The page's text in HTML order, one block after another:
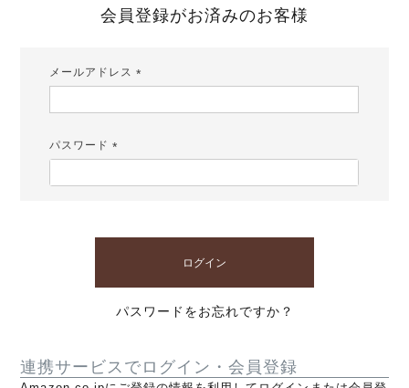
会員登録がお済みのお客様
メールアドレス
パスワード
ログイン
パスワードをお忘れですか？
連携サービスでログイン・会員登録